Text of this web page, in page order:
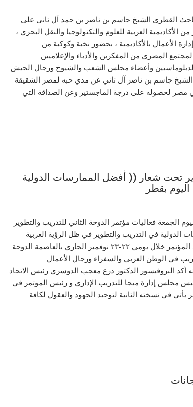
القطرى الشيخ جاسم بن ناصر بن حمد آل ثانى على
العربية للعلوم والتكنولوجيا والنقل البحري ،
الأعمال بالأكاديمية ، بحضور نخبة وكوكبة من
المصري من المفكرين والأدباء والإعلاميين
وأعضاء مجلس الشعب والشيوخ ورجال الجيش
جاسم بن ناصر آل ثاني عن مدي حبه لمصر الشقيقة
مصر لحصوله على درجة الماجستير وعن الصداقة التي
تحت شعار (( أفضل الممارسات الدولية
الجمعة فعاليات مؤتمر الدوحة الثاني للتدريب والتطوير
في التدريب والتطوير في ظل الرؤية العربية
2030 )) ومن المقرر أن يعقد المؤتمر خلال يومي ٢٢-٢٣ نوفمبر الجاري بالعاصمة الدوحة
في الوطن العربي والسفراء ورجال الأعمال
أكد البروفيسور الدكتور درع معجب الدوسري رئيس الاتحاد
مجلس إدارة ميجا للتدريب الإداري و رئيس المؤتمر في
في نسخته الثانية لتوحيد الجهود والعقول لكافة